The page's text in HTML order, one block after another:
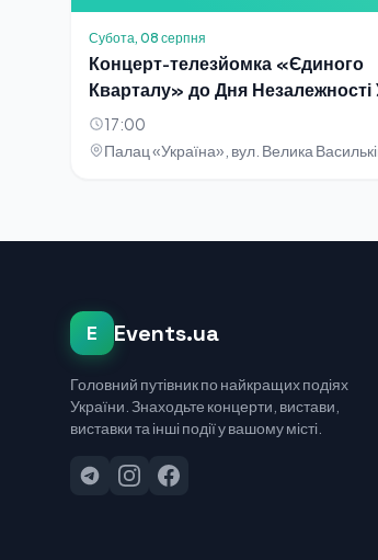
Субота, 08 серпня
Концерт-телезйомка «Єдиного
Кварталу» до Дня Незалежності
17:00
Палац «Україна», вул. Велика
E Events.ua
Головний путівник по найкращих подіях
України. Знаходьте концерти, вистави,
виставки та інші події у вашому місті.